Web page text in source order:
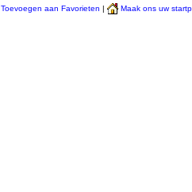
Toevoegen aan Favorieten | Maak ons uw